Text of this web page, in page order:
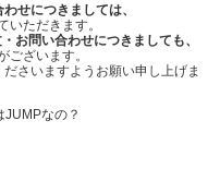
せにつきましては、
いただきます。
お問い合わせにつきましても、
ございます。
さいますようお願い申し上げま
なの？